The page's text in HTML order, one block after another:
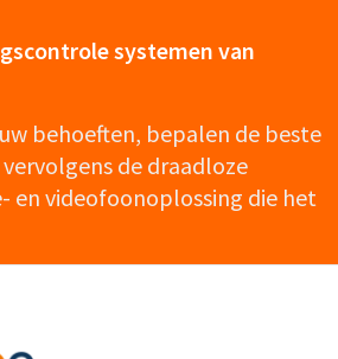
systemen van
behoeften, bepalen de beste
de draadloze
en videofoonoplossing die het